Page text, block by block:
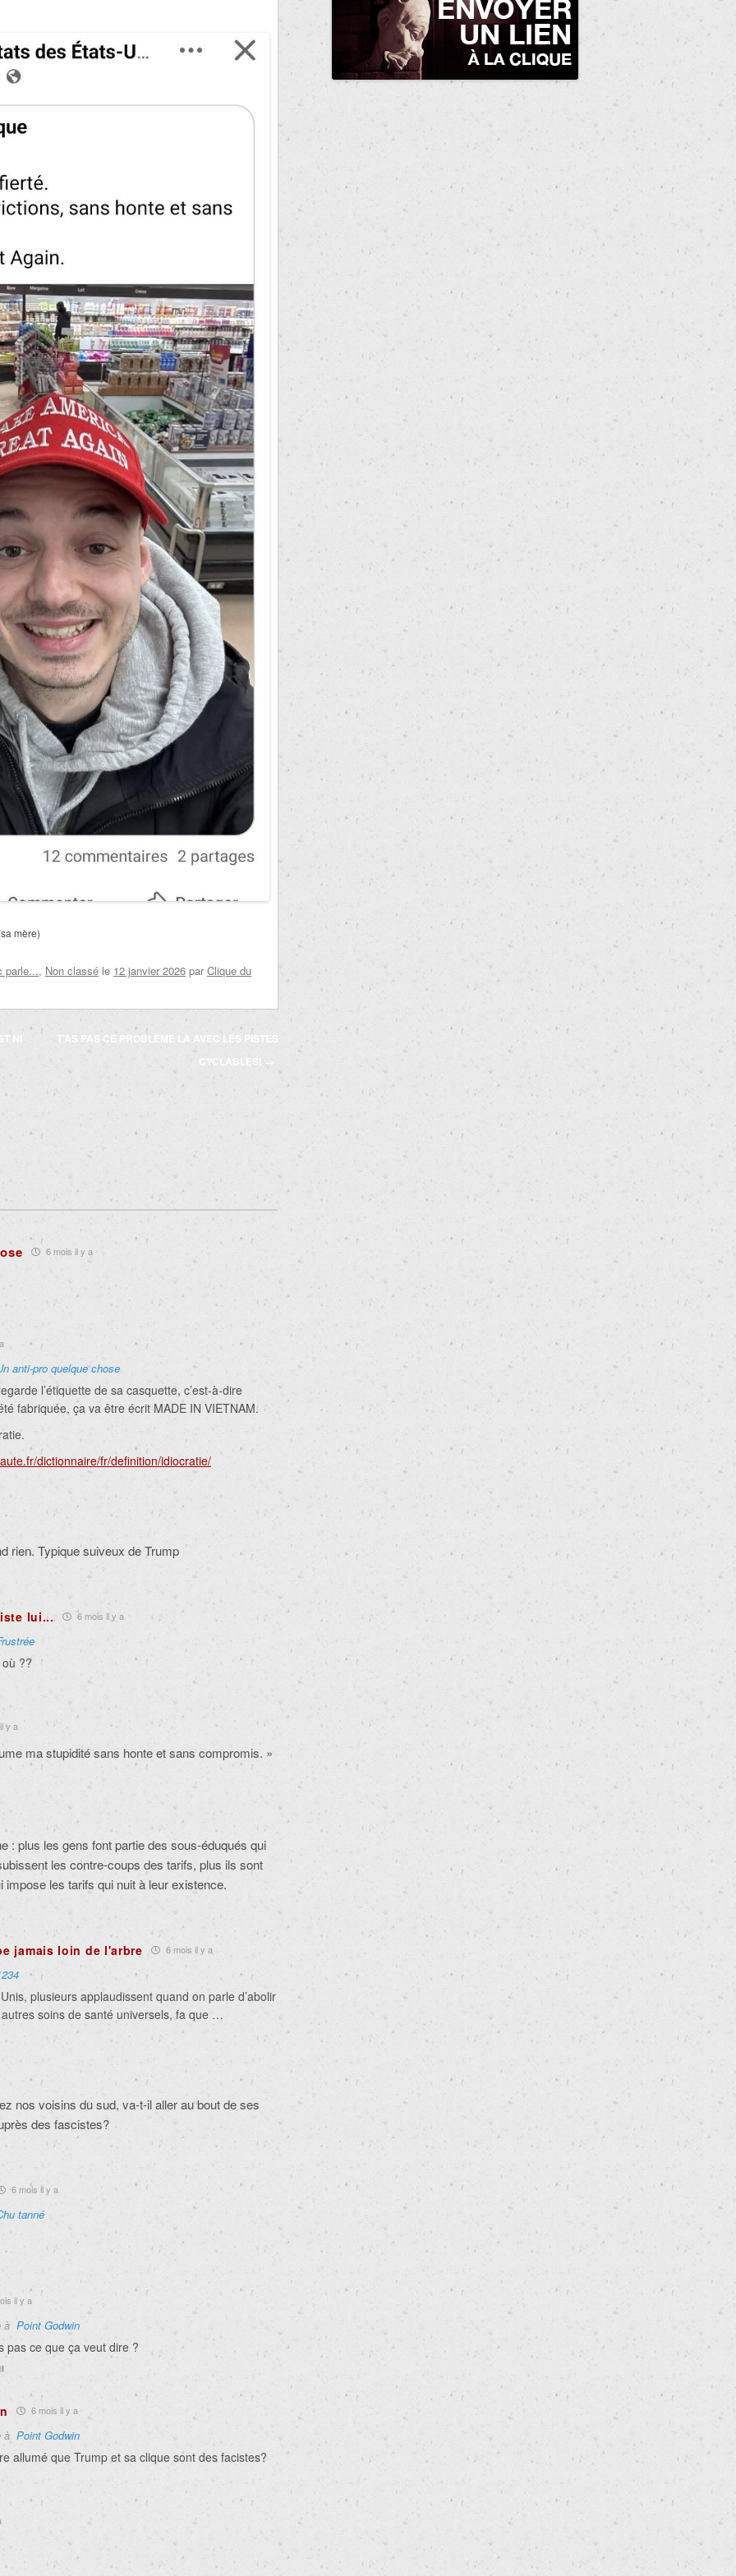
mère)
parle..., Non classé le 12 janvier 2026 par Clique du
NI
T’AS PAS CE PROBLÈME LÀ AVEC LES PISTES
CYCLABLES!
→
6 mois il y a
anti-pro quelque chose
l’étiquette de sa casquette, c’est-à-dire
fabriquée, ça va être écrit MADE IN VIETNAM.
dictionnaire/fr/definition/idiocratie/
rien. Typique suiveux de Trump
lui... 6 mois il y a
??
y a
ma stupidité sans honte et sans compromis. »
: plus les gens font partie des sous-éduqués qui
les contre-coups des tarifs, plus ils sont
impose les tarifs qui nuit à leur existence.
jamais loin de l'arbre 6 mois il y a
plusieurs applaudissent quand on parle d’abolir
soins de santé universels, fa que …
nos voisins du sud, va-t-il aller au bout de ses
des fascistes?
6 mois il y a
tanné
il y a
à Point Godwin
pas ce que ça veut dire ?
6 mois il y a
à Point Godwin
allumé que Trump et sa clique sont des facistes?